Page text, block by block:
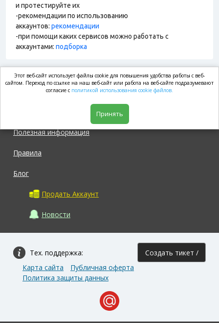
и протестируйте их
-рекомендации по использованию
аккаунтов: рекомендации
-при помощи каких сервисов можно работать с
аккаунтами: подборка
market.com
Полезная информация
Правила
Блог
Продать Аккаунт
Новости
Тех. поддержка: Создать тикет /
Карта сайта
Публичная оферта
Политика защиты данных
Этот веб-сайт использует файлы cookie для повышения удобства работы с веб-
сайтом. Переход по ссылке на наш веб-сайт или работа на веб-сайте подразумевают
согласие с политикой использования cookie файлов.
Принять